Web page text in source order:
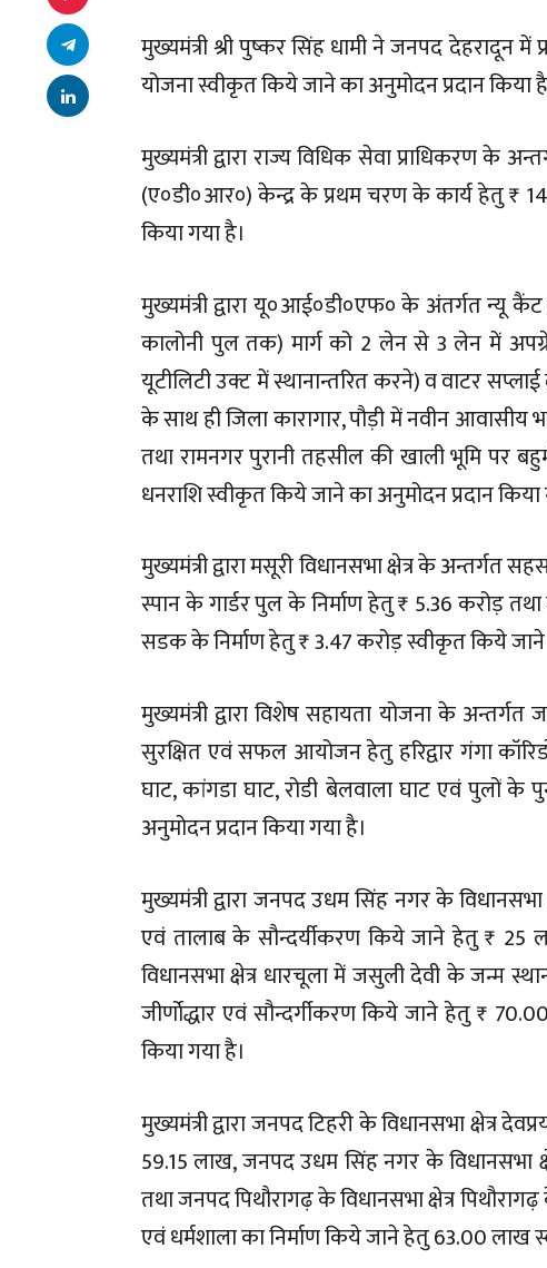
मुख्यमंत्री श्री पुष्कर सिंह धामी ने जनपद देहरादून में
योजना स्वीकृत किये जाने का अनुमोदन प्रदान किया
मुख्यमंत्री द्वारा राज्य विधिक सेवा प्राधिकरण के
(ए०डी०आर०) केन्द्र के प्रथम चरण के कार्य हेतु ₹
किया गया है।
मुख्यमंत्री द्वारा यू०आई०डी०एफ० के अंतर्गत न्यू
कालोनी पुल तक) मार्ग को 2 लेन से 3 लेन में
यूटीलिटी उक्ट में स्थानान्तरित करने) व वाटर
के साथ ही जिला कारागार, पौड़ी में नवीन
तथा रामनगर पुरानी तहसील की खाली भूमि पर
धनराशि स्वीकृत किये जाने का अनुमोदन प्रदान किया
मुख्यमंत्री द्वारा मसूरी विधानसभा क्षेत्र के
स्पान के गार्डर पुल के निर्माण हेतु ₹ 5.36 करोड़
सडक के निर्माण हेतु ₹ 3.47 करोड़ स्वीकृत किये जाने
मुख्यमंत्री द्वारा विशेष सहायता योजना के
सुरक्षित एवं सफल आयोजन हेतु हरिद्वार गंगा
घाट, कांगडा घाट, रोडी बेलवाला घाट एवं पुलों
अनुमोदन प्रदान किया गया है।
मुख्यमंत्री द्वारा जनपद उधम सिंह नगर के
एवं तालाब के सौन्दर्यीकरण किये जाने हेतु ₹
विधानसभा क्षेत्र धारचूला में जसुली देवी के जन्म
जीर्णाेद्धार एवं सौन्दर्गीकरण किये जाने हेतु ₹
किया गया है।
मुख्यमंत्री द्वारा जनपद टिहरी के विधानसभा क्षेत्र
59.15 लाख, जनपद उधम सिंह नगर के विधानसभा
तथा जनपद पिथौरागढ़ के विधानसभा क्षेत्र
एवं धर्मशाला का निर्माण किये जाने हेतु 63.00